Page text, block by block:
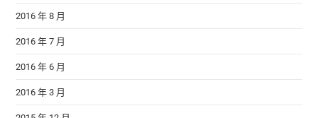
2016 年 8 月
2016 年 7 月
2016 年 6 月
2016 年 3 月